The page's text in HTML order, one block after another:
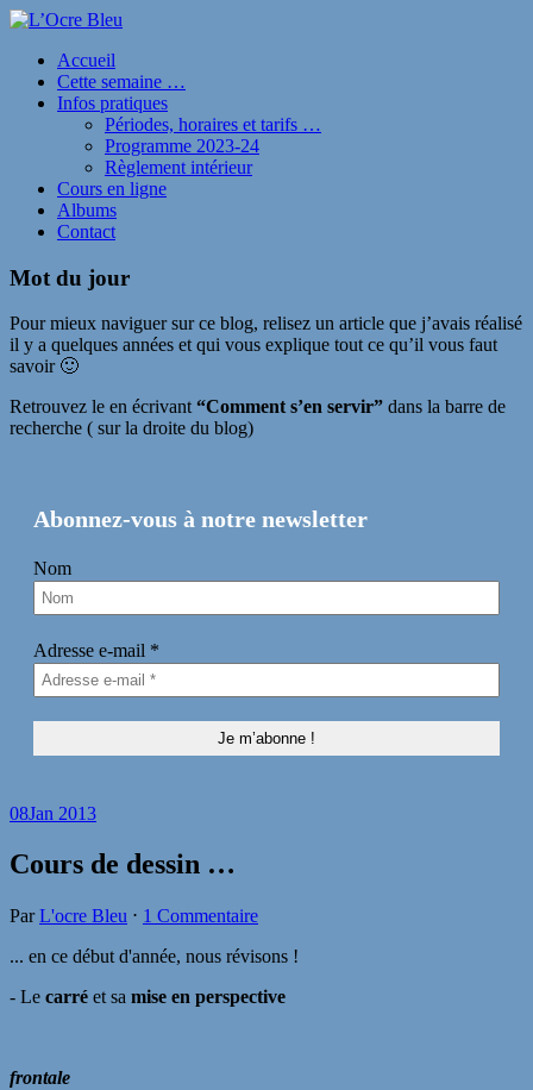
Accueil
Cette semaine …
Infos pratiques
Périodes, horaires et tarifs …
Programme 2023-24
Règlement intérieur
Cours en ligne
Albums
Contact
Mot du jour
Pour mieux naviguer sur ce blog, relisez un article que j’avais réalisé
il y a quelques années et qui vous explique tout ce qu’il vous faut
savoir 🙂
Retrouvez le en écrivant“Comment s’en servir” dans la barre de
recherche ( sur la droite du blog)
Abonnez-vous à notre newsletter
Nom
Adresse e-mail *
08Jan 2013
Cours de dessin …
ParL'ocre Bleu ⋅ 1 Commentaire
... en ce début d'année, nous révisons !
- Le carré et sa mise en perspective
frontale